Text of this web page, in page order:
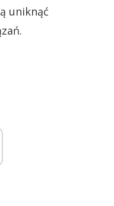
uniknąć